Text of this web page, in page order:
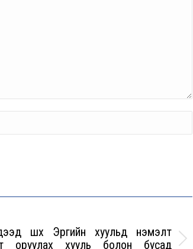
шүүх Эрүүгийн хуульд нэмэлт
оруулах хууль болон бусад